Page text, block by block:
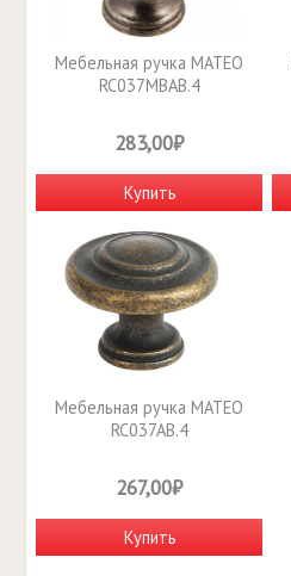
Мебельная ручка MATEO
RC037MBAB.4
283,00₽
Купить
Мебельная ручка MATEO
RC037AB.4
267,00₽
Купить